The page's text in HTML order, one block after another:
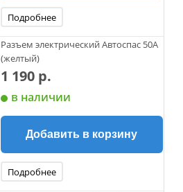
Подробнее
Разъем электрический Автоспас 50A
(желтый)
1 190 р.
в наличии
Добавить в корзину
Подробнее